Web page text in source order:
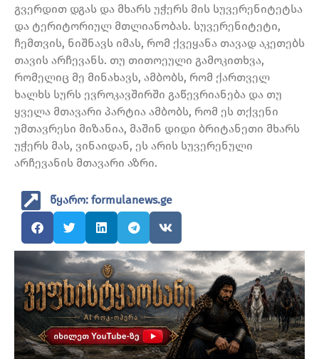
გვერდით დგას და მხარს უჭერს მის სუვერენიტეტსა
და ტერიტორიულ მთლიანობას. სუვერენიტეტი,
ჩემთვის, ნიშნავს იმას, რომ ქვეყანა თავად აკეთებს
თავის არჩევანს. თუ თითოეული გამოკითხვა,
რომელიც მე მინახავს, ამბობს, რომ ქართველ
ხალხს სურს ევროკავშირში გაწევრიანება და თუ
ყველა მთავარი პარტია ამბობს, რომ ეს თქვენი
უმთავრესი მიზანია, მაშინ დიდი ბრიტანეთი მხარს
უჭერს მას, ვინაიდან, ეს არის სუვერენული
არჩევანის მთავარი აზრი.
წყარო: formulanews.ge